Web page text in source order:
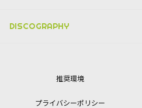
DISCOGRAPHY
推奨環境
プライバシーポリシー